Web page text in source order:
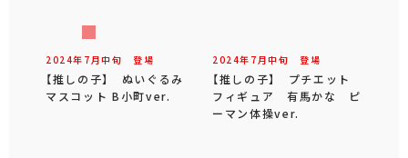
2024年 7 月中旬 登場
【推しの子】 ぬいぐるみ
マスコット B小町ver.
2024年 7 月中旬 登場
【推しの子】 プチエット
フィギュア 有馬かな ピ
ーマン体操ver.